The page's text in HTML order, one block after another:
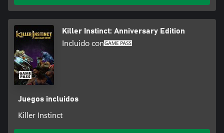
Killer Instinct: Anniversary Edition
Incluido con
Juegos incluidos
Killer Instinct